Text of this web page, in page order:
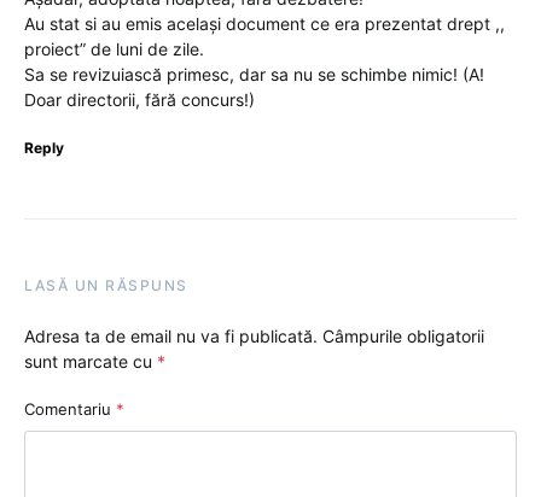
Au stat si au emis același document ce era prezentat drept ,,
proiect” de luni de zile.
Sa se revizuiască primesc, dar sa nu se schimbe nimic! (A!
Doar directorii, fără concurs!)
Reply
LASĂ UN RĂSPUNS
Adresa ta de email nu va fi publicată. Câmpurile obligatorii
sunt marcate cu *
Comentariu *